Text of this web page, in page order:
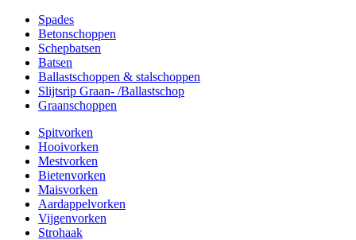
Spades
Betonschoppen
Schepbatsen
Batsen
Ballastschoppen & stalschoppen
Slijtsrip Graan- /Ballastschop
Graanschoppen
Spitvorken
Hooivorken
Mestvorken
Bietenvorken
Maisvorken
Aardappelvorken
Vijgenvorken
Strohaak